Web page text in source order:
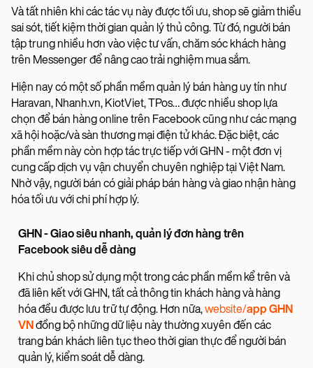
Và tất nhiên khi các tác vụ này được tối ưu, shop sẽ giảm thiểu
sai sót, tiết kiệm thời gian quản lý thủ công. Từ đó, người bán
tập trung nhiều hơn vào việc tư vấn, chăm sóc khách hàng
trên Messenger để nâng cao trải nghiệm mua sắm.
Hiện nay có một số phần mềm quản lý bán hàng uy tín như
Haravan, Nhanh.vn, KiotViet, TPos… được nhiều shop lựa
chọn để bán hàng online trên Facebook cũng như các mạng
xã hội hoặc/và sàn thương mại điện tử khác. Đặc biệt, các
phần mềm này còn hợp tác trực tiếp với GHN - một đơn vị
cung cấp dịch vụ vận chuyển chuyên nghiệp tại Việt Nam.
Nhờ vậy, người bán có giải pháp bán hàng và giao nhận hàng
hóa tối ưu với chi phí hợp lý.
GHN - Giao siêu nhanh, quản lý đơn hàng trên
Facebook siêu dễ dàng
Khi chủ shop sử dụng một trong các phần mềm kể trên và
đã liên kết với GHN, tất cả thông tin khách hàng và hàng
hóa đều được lưu trữ tự động. Hơn nữa,website/app GHN
VNđồng bộ những dữ liệu này thường xuyên đến các
trang bán khách liên tục theo thời gian thực để người bán
quản lý, kiểm soát dễ dàng.